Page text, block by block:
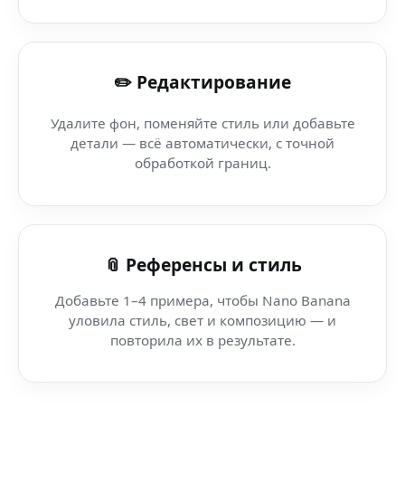
AI генератор иконок — Framer — попробуй Nano
AI генератор иконок — Hugging Face — лучший
AI генератор иконок — Multimodal AI — качество
✏️ Редактирование
Удалите фон, поменяйте стиль или добавьте
детали — всё автоматически, с точной
обработкой границ.
📎 Референсы и стиль
Добавьте 1–4 примера, чтобы Nano Banana
уловила стиль, свет и композицию — и
повторила их в результате.